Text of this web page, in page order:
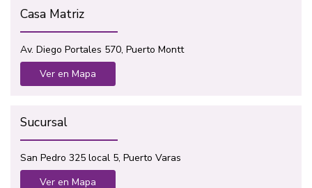
Casa Matriz
Av. Diego Portales 570, Puerto Montt
Ver en Mapa
Sucursal
San Pedro 325 local 5, Puerto Varas
Ver en Mapa